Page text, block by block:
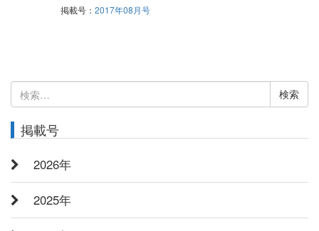
掲載号： 2017年08月号
検
索:
掲載号
2026年
2025年